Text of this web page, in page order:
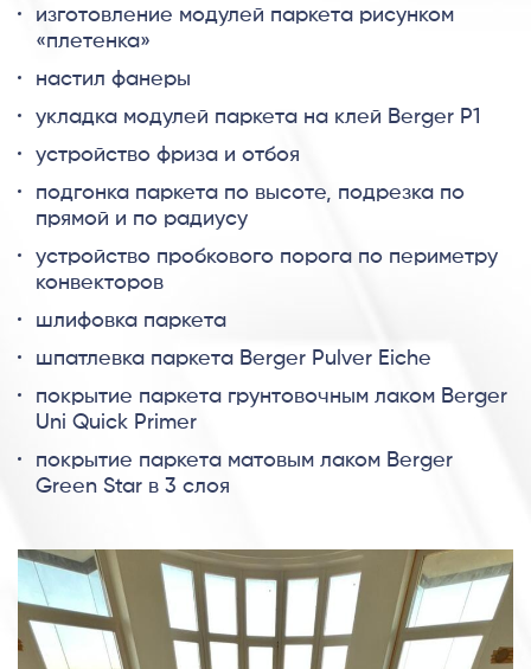
изготовление модулей паркета рисунком
«плетенка»
настил фанеры
укладка модулей паркета на клей Berger P1
устройство фриза и отбоя
подгонка паркета по высоте, подрезка по
прямой и по радиусу
устройство пробкового порога по периметру
конвекторов
шлифовка паркета
шпатлевка паркета Berger Pulver Eiche
покрытие паркета грунтовочным лаком Berger
Uni Quick Primer
покрытие паркета матовым лаком Berger
Green Star в 3 слоя